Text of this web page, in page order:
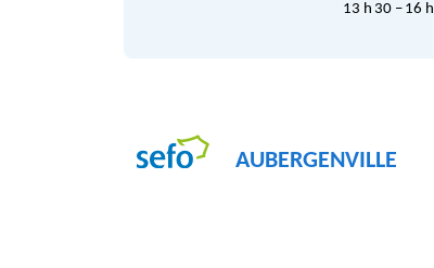
13 h 30 – 16 h
AUBERGENVILLE